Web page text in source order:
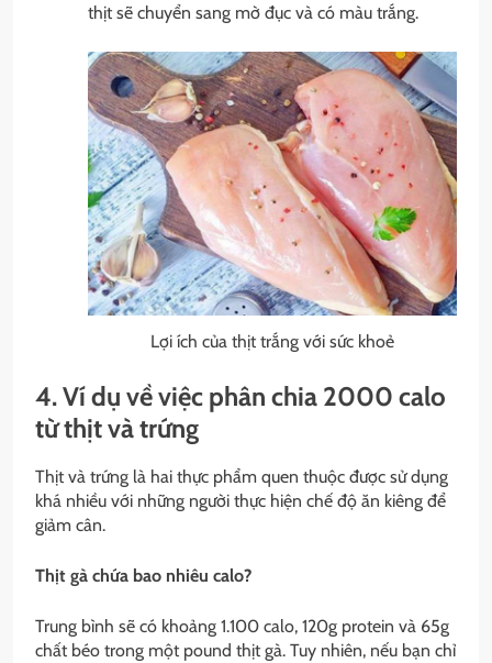
thịt sẽ chuyển sang mờ đục và có màu trắng.
Lợi ích của thịt trắng với sức khoẻ
4. Ví dụ về việc phân chia 2000 calo
từ thịt và trứng
Thịt và trứng là hai thực phẩm quen thuộc được sử dụng
khá nhiều với những người thực hiện chế độ ăn kiêng để
giảm cân.
Thịt gà chứa bao nhiêu calo?
Trung bình sẽ có khoảng 1.100 calo, 120g protein và 65g
chất béo trong một pound thịt gà. Tuy nhiên, nếu bạn chỉ